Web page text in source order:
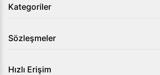
işletmenizin sunum alanını modernleştirin
kurarak bu ürünü satın almak için ilk adımı
Kategoriler
Sözleşmeler
Hızlı Erişim